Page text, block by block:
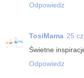
Odpowiedz
TosiMama 25
Świetne
Odpowiedz